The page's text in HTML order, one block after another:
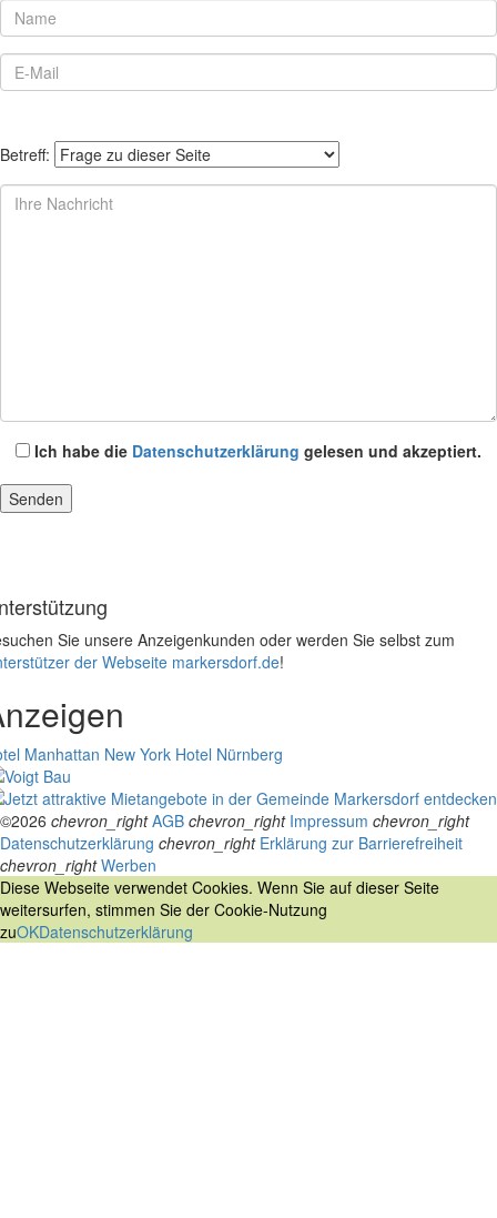
Betreff:
Ich habe die Datenschutzerklärung gelesen und akzeptiert.
Sie unsere Anzeigenkunden oder werden Sie selbst zum
der Webseite markersdorf.de!
Manhattan New York Hotel Nürnberg
©2026 chevron_right AGB chevron_right Impressum chevron_right
Datenschutzerklärung chevron_right Erklärung zur Barrierefreiheit
chevron_right Werben
Diese Webseite verwendet Cookies. Wenn Sie auf dieser Seite
weitersurfen, stimmen Sie der Cookie-Nutzung
zuOKDatenschutzerklärung